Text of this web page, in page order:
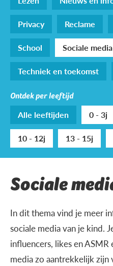
Privacy
Reclame
School
Sociale media
Techniek en toekomst
Ontdek per leeftijd
Alle leeftijden 0 - 3j
10 - 12j
13 - 15j
Sociale
In dit thema vind je meer
sociale media van je kind.
influencers, likes en
media zo aantrekkelijk zijn